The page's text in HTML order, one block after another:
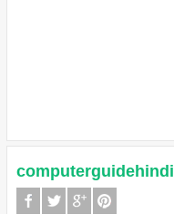
computerguidehindi